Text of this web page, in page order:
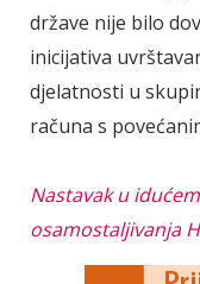
države nije bilo
inicijativa
djelatnosti u
računa s
Nastavak u
osamostaljivanja